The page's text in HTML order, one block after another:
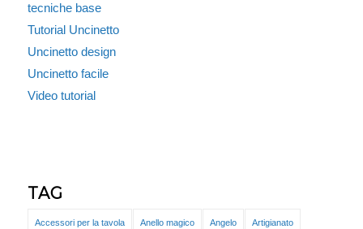
tecniche base
Tutorial Uncinetto
Uncinetto design
Uncinetto facile
Video tutorial
TAG
Accessori per la tavola Anello magico Angelo Artigianato